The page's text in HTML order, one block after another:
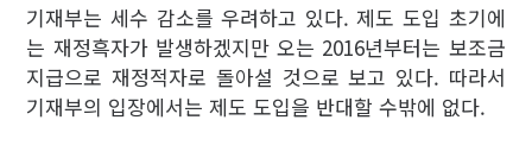
기재부는 세수 감소를 우려하고 있다. 제도 도입 초기에
는 재정흑자가 발생하겠지만 오는 2016년부터는 보조금
지급으로 재정적자로 돌아설 것으로 보고 있다. 따라서
기재부의 입장에서는 제도 도입을 반대할 수밖에 없다.